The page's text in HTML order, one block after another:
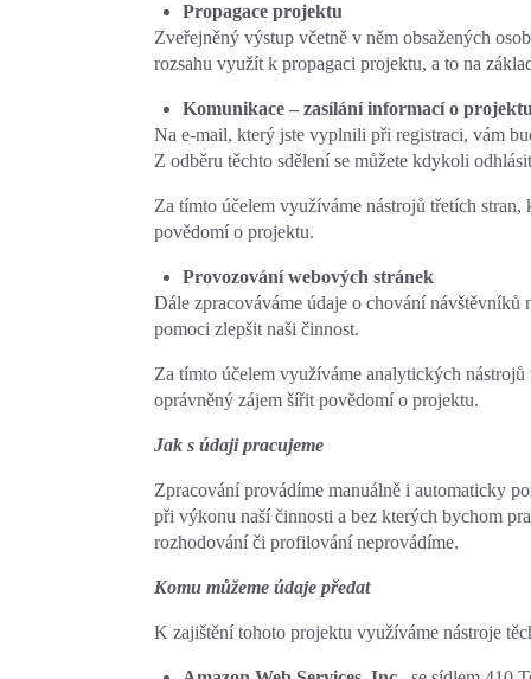
Propagace projektu
Zveřejněný výstup včetně v něm obsažených
rozsahu využít k propagaci projektu, a to na
Komunikace – zasílání informací o
Na e-mail, který jste vyplnili při registraci, vám
Z odběru těchto sdělení se můžete kdykoli
Za tímto účelem využíváme nástrojů třetích stran,
povědomí o projektu.
Provozování webových stránek
Dále zpracováváme údaje o chování
pomoci zlepšit naši činnost.
Za tímto účelem využíváme analytických nástrojů
oprávněný zájem šířit povědomí o projektu.
Jak s údaji pracujeme
Zpracování provádíme manuálně i automaticky
při výkonu naší činnosti a bez kterých bychom
rozhodování či profilování neprovádíme.
Komu můžeme údaje předat
K zajištění tohoto projektu využíváme nástroje